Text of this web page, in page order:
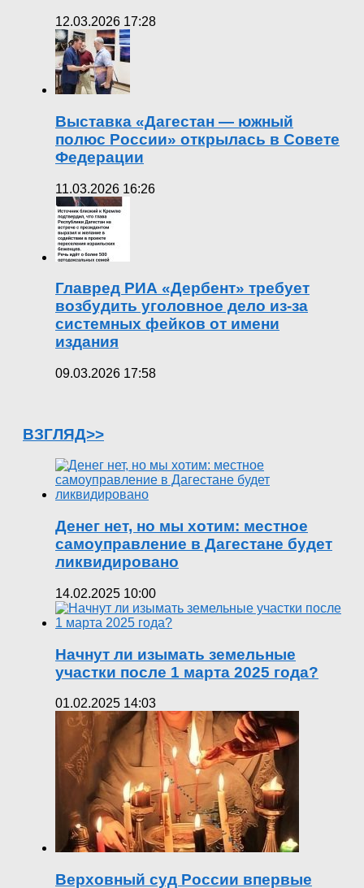
12.03.2026 17:28
Выставка «Дагестан — южный
полюс России» открылась в Совете
Федерации
11.03.2026 16:26
Главред РИА «Дербент» требует
возбудить уголовное дело из-за
системных фейков от имени
издания
09.03.2026 17:58
ВЗГЛЯД>>
Денег нет, но мы хотим: местное
самоуправление в Дагестане будет
ликвидировано
14.02.2025 10:00
Начнут ли изымать земельные
участки после 1 марта 2025 года?
01.02.2025 14:03
Верховный суд России впервые